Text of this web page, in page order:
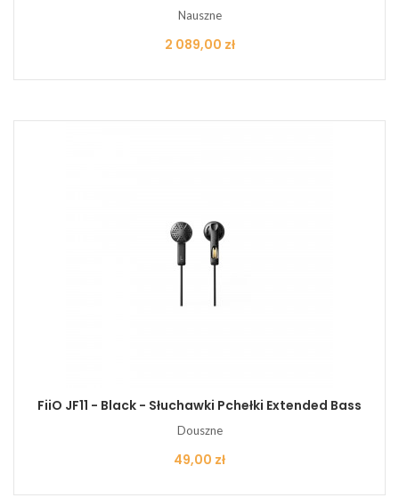
Nauszne
Cena
2 089,00 zł
FiiO JF11 - Black - Słuchawki Pchełki Extended Bass
Douszne
Cena
49,00 zł